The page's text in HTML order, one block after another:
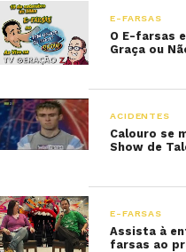
E-FARSAS
O E-farsas
Graça ou
ACIDENTES
Calouro se
Show de
E-FARSAS
Assista à
farsas ao